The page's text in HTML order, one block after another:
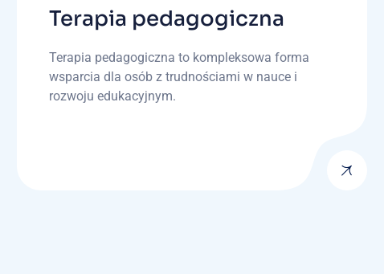
Terapia pedagogiczna
Terapia pedagogiczna to kompleksowa forma
wsparcia dla osób z trudnościami w nauce i
rozwoju edukacyjnym.